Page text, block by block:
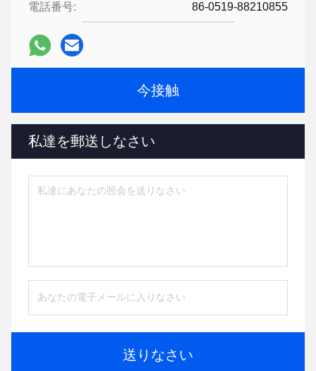
電話番号: 86-0519-88210855
今接触
私達を郵送しなさい
送りなさい